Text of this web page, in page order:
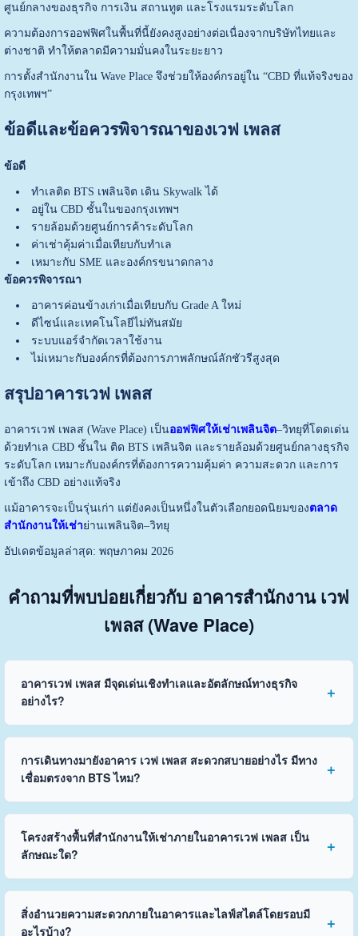
ศูนย์กลางของธุรกิจ การเงิน สถานทูต และโรงแรมระดับโลก
ความต้องการออฟฟิศในพื้นที่นี้ยังคงสูงอย่างต่อเนื่องจากบริษัทไทยและ
ต่างชาติ ทำให้ตลาดมีความมั่นคงในระยะยาว
การตั้งสำนักงานใน Wave Place จึงช่วยให้องค์กรอยู่ใน “CBD ที่แท้จริงของ
กรุงเทพฯ”
ข้อดีและข้อควรพิจารณาของเวฟ เพลส
ข้อดี
ทำเลติด BTS เพลินจิต เดิน Skywalk ได้
อยู่ใน CBD ชั้นในของกรุงเทพฯ
รายล้อมด้วยศูนย์การค้าระดับโลก
ค่าเช่าคุ้มค่าเมื่อเทียบกับทำเล
เหมาะกับ SME และองค์กรขนาดกลาง
ข้อควรพิจารณา
อาคารค่อนข้างเก่าเมื่อเทียบกับ Grade A ใหม่
ดีไซน์และเทคโนโลยีไม่ทันสมัย
ระบบแอร์จำกัดเวลาใช้งาน
ไม่เหมาะกับองค์กรที่ต้องการภาพลักษณ์ลักชัวรีสูงสุด
สรุปอาคารเวฟ เพลส
อาคารเวฟ เพลส (Wave Place) เป็นออฟฟิศให้เช่าเพลินจิต–วิทยุที่โดดเด่น
ด้วยทำเล CBD ชั้นใน ติด BTS เพลินจิต และรายล้อมด้วยศูนย์กลางธุรกิจ
ระดับโลก เหมาะกับองค์กรที่ต้องการความคุ้มค่า ความสะดวก และการ
เข้าถึง CBD อย่างแท้จริง
แม้อาคารจะเป็นรุ่นเก่า แต่ยังคงเป็นหนึ่งในตัวเลือกยอดนิยมของตลาด
สำนักงานให้เช่าย่านเพลินจิต–วิทยุ
อัปเดตข้อมูลล่าสุด: พฤษภาคม 2026
คำถามที่พบบ่อยเกี่ยวกับ อาคารสำนักงาน เวฟ
เพลส (Wave Place)
อาคารเวฟ เพลส มีจุดเด่นเชิงทำเลและอัตลักษณ์ทางธุรกิจ
อย่างไร?
การเดินทางมายังอาคาร เวฟ เพลส สะดวกสบายอย่างไร มีทาง
เชื่อมตรงจาก BTS ไหม?
โครงสร้างพื้นที่สำนักงานให้เช่าภายในอาคารเวฟ เพลส เป็น
ลักษณะใด?
สิ่งอำนวยความสะดวกภายในอาคารและไลฟ์สไตล์โดยรอบมี
อะไรบ้าง?